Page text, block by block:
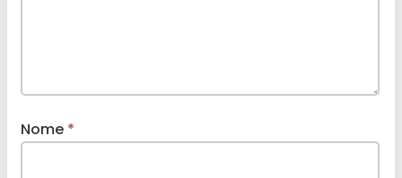
Nome *